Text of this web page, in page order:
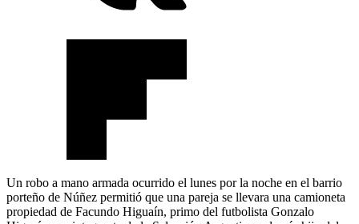
Un robo a mano armada ocurrido el lunes por la noche en el barrio
porteño de Núñez permitió que una pareja se llevara una camioneta
propiedad de Facundo Higuaín, primo del futbolista Gonzalo